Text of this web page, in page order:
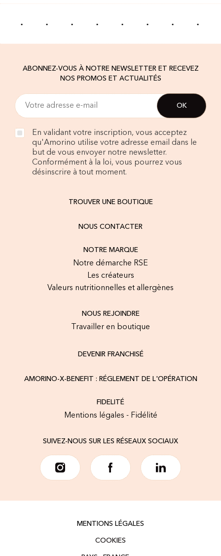
· · · · · · · ·
ABONNEZ-VOUS À NOTRE NEWSLETTER ET RECEVEZ
NOS PROMOS ET ACTUALITÉS
En validant votre inscription, vous acceptez
qu'Amorino utilise votre adresse email dans le
but de vous envoyer notre newsletter.
Conformément à la loi, vous pourrez vous
désinscrire à tout moment.
TROUVER UNE BOUTIQUE
NOUS CONTACTER
NOTRE MARQUE
Notre démarche RSE
Les créateurs
Valeurs nutritionnelles et allergènes
NOUS REJOINDRE
Travailler en boutique
DEVENIR FRANCHISÉ
AMORINO-X-BENEFIT : RÉGLEMENT DE L'OPÉRATION
FIDELITÉ
Mentions légales - Fidélité
SUIVEZ-NOUS SUR LES RÉSEAUX SOCIAUX
MENTIONS LÉGALES
COOKIES